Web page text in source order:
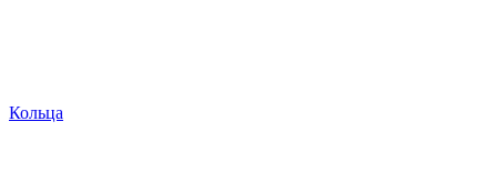
Кольца